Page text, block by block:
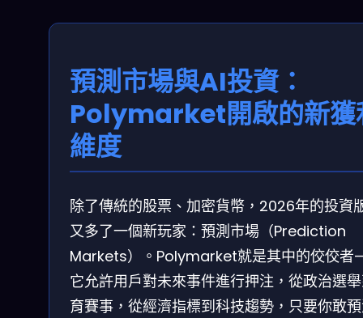
預測市場與AI投資：
Polymarket開啟的新獲
維度
除了傳統的股票、加密貨幣，2026年的投資
又多了一個新玩家：預測市場（Prediction
Markets）。Polymarket就是其中的佼佼
它允許用戶對未來事件進行押注，從政治選
育賽事，從經濟指標到科技趨勢，只要你敢